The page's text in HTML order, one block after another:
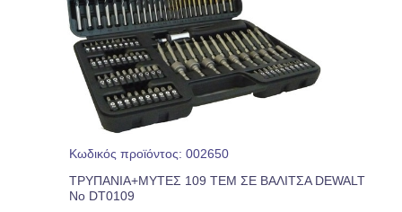
Κωδικός προϊόντος: 002650
ΤΡΥΠΑΝΙΑ+ΜΥΤΕΣ 109 ΤΕΜ ΣΕ ΒΑΛΙΤΣΑ DEWALT
No DT0109